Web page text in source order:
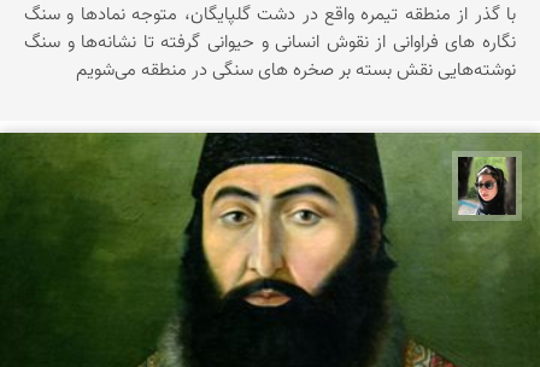
با گذر از منطقه تیمره واقع در دشت گلپایگان، متوجه نماد‌ها و سنگ
نگاره های فراوانی از نقوش انسانی و حیوانی گرفته تا نشانه‌ها و سنگ
نوشته‌هایی نقش بسته بر صخره های سنگی در منطقه می‌شویم
سپیده اصلان